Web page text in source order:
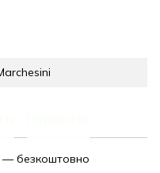
— безкоштовно